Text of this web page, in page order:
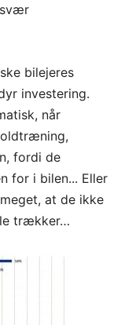
bilejeres
investering.
når
fordi de
for i bilen... Eller
at de ikke
trækker…